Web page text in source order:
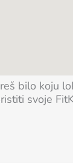
bilo koju
svoje